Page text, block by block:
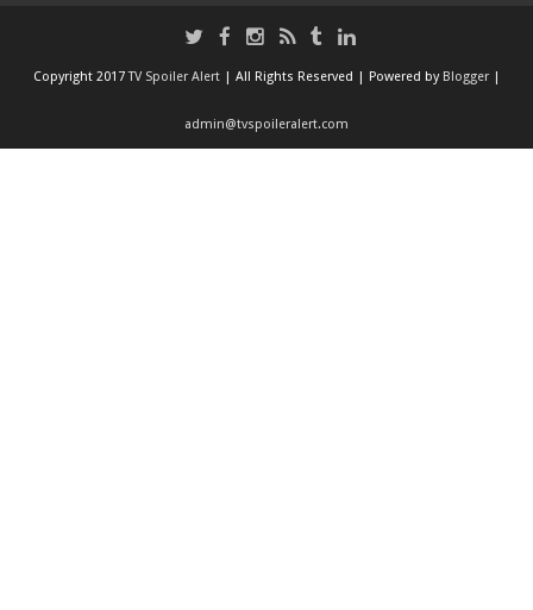
Copyright 2017TV Spoiler Alert | All Rights Reserved | Powered by Blogger
admin@tvspoileralert.com